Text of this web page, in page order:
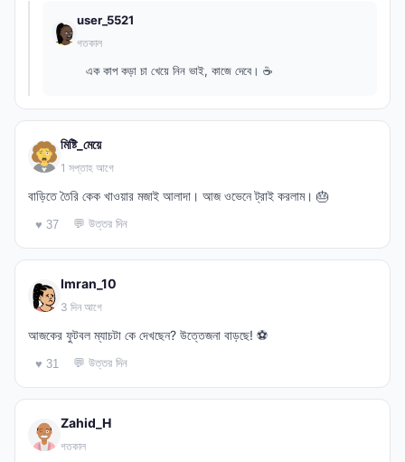
user_5521
গতকাল
এক কাপ কড়া চা খেয়ে নিন ভাই, কাজে দেবে। ☕
মিষ্টি_মেয়ে
1 সপ্তাহ আগে
বাড়িতে তৈরি কেক খাওয়ার মজাই আলাদা। আজ ওভেনে ট্রাই করলাম। 🎂
♥ 37 💬 উত্তর দিন
Imran_10
3 দিন আগে
আজকের ফুটবল ম্যাচটা কে দেখছেন? উত্তেজনা বাড়ছে! ⚽
♥ 31 💬 উত্তর দিন
Zahid_H
গতকাল